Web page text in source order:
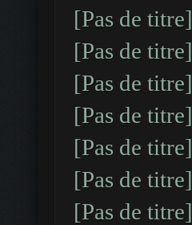
[Pas de titre]
[Pas de titre]
[Pas de titre]
[Pas de titre]
[Pas de titre]
[Pas de titre]
[Pas de titre]